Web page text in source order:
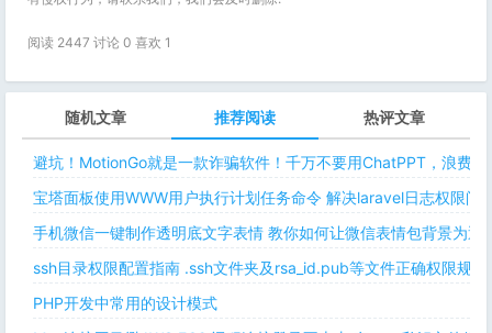
阅读 2447 讨论 0 喜欢 1
随机文章 推荐阅读 热评文章
避坑！MotionGo就是一款诈骗软件！千万不要用ChatPPT，浪费时
宝塔面板使用WWW用户执行计划任务命令 解决laravel日志权限问
手机微信一键制作透明底文字表情 教你如何让微信表情包背景为
ssh目录权限配置指南 .ssh文件夹及rsa_id.pub等文件正确权限规则
PHP开发中常用的设计模式